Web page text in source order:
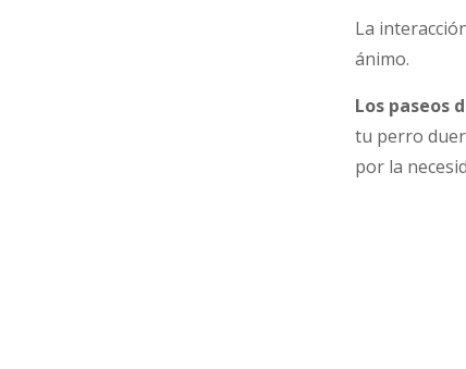
La
ánimo.
Los paseos
tu perro
por la